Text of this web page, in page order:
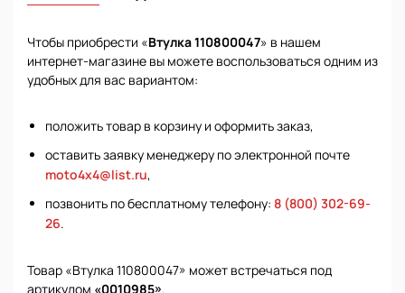
Чтобы приобрести «Втулка 110800047» в нашем
интернет-магазине вы можете воспользоваться одним из
удобных для вас вариантом:
положить товар в корзину и оформить заказ,
оставить заявку менеджеру по электронной почте
moto4x4@list.ru,
позвонить по бесплатному телефону: 8 (800) 302-69-
26.
Товар «Втулка 110800047» может встречаться под
артикулом «0010985».